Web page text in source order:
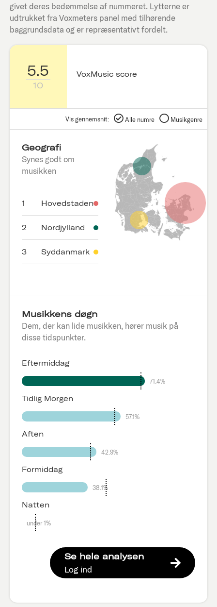
givet deres bedømmelse af nummeret. Lytterne er
udtrukket fra Voxmeters panel med tilhørende
baggrundsdata og er repræsentativt fordelt.
5.5
10
VoxMusic score
Vis gennemsnit: Alle numre Musikgenre
Geografi
Synes godt om
musikken
1 Hovedstaden
2 Nordjylland
3 Syddanmark
Musikkens døgn
Dem, der kan lide musikken, hører musik på
disse tidspunkter.
Eftermiddag
71.4%
Tidlig Morgen
57.1%
Aften
42.9%
Formiddag
38.1%
Natten
under 1%
Se hele analysen
Log ind